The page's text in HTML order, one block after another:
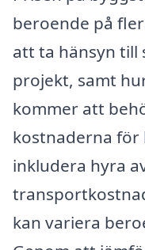
beroende på
att ta hänsyn till
projekt, samt
kommer att
kostnaderna
inkludera hyra
kan variera